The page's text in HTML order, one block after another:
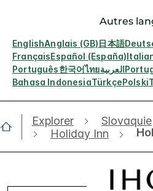
Autres
EnglishAnglais (GB)日本語
FrançaisEspañol (España)
Português한국어ไทยالعربية
Bahasa IndonesiaTürkçePolski
Explorer Slovaquie
Holiday Inn